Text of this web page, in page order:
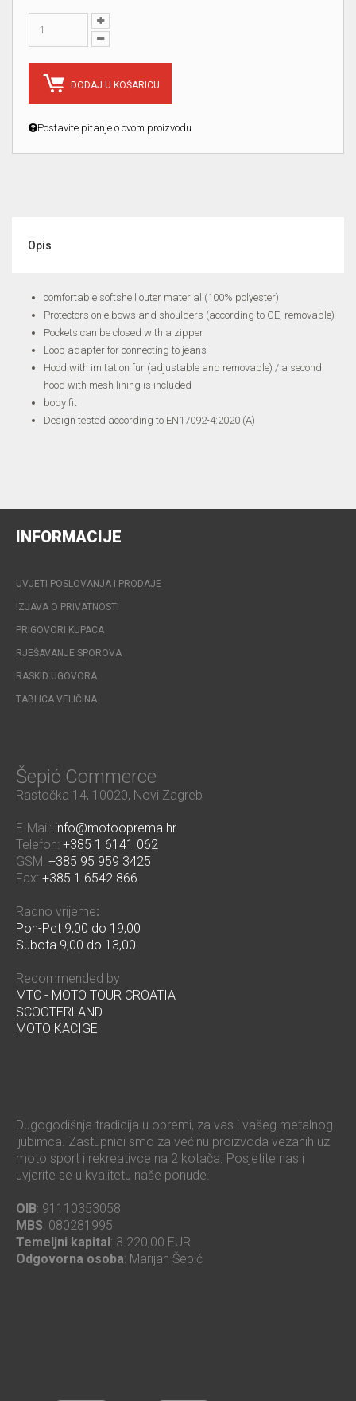
DODAJ U KOŠARICU
Postavite pitanje o ovom proizvodu
Opis
comfortable softshell outer material (100% polyester)
Protectors on elbows and shoulders (according to CE, removable)
Pockets can be closed with a zipper
Loop adapter for connecting to jeans
Hood with imitation fur (adjustable and removable) / a second
hood with mesh lining is included
body fit
Design tested according to EN17092-4:2020 (A)
INFORMACIJE
UVJETI POSLOVANJA I PRODAJE
IZJAVA O PRIVATNOSTI
PRIGOVORI KUPACA
RJEŠAVANJE SPOROVA
RASKID UGOVORA
TABLICA VELIČINA
Šepić Commerce
Rastočka 14, 10020, Novi Zagreb
E-Mail: info@motooprema.hr
Telefon: +385 1 6141 062
GSM: +385 95 959 3425
Fax: +385 1 6542 866
Radno vrijeme:
Pon-Pet 9,00 do 19,00
Subota 9,00 do 13,00
Recommended by
MTC - MOTO TOUR CROATIA
SCOOTERLAND
MOTO KACIGE
Dugogodišnja tradicija u opremi, za vas i vašeg metalnog
ljubimca. Zastupnici smo za većinu proizvoda vezanih uz
moto sport i rekreativce na 2 kotača. Posjetite nas i
uvjerite se u kvalitetu naše ponude.
OIB: 91110353058
MBS: 080281995
Temeljni kapital : 3.220,00 EUR
Odgovorna osoba: Marijan Šepić